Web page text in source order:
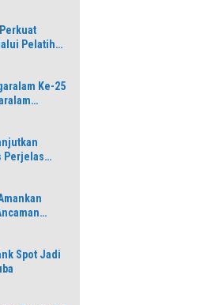
Pelatihan
Ke-25
Perjelas
Spot Jadi